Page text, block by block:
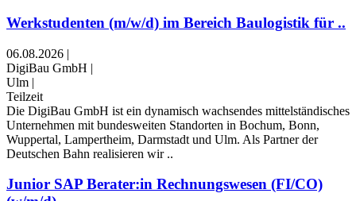
Werkstudenten (m/w/d) im Bereich Baulogistik für ..
06.08.2026 |
DigiBau GmbH |
Ulm |
Teilzeit
Die DigiBau GmbH ist ein dynamisch wachsendes mittelständisches
Unternehmen mit bundesweiten Standorten in Bochum, Bonn,
Wuppertal, Lampertheim, Darmstadt und Ulm. Als Partner der
Deutschen Bahn realisieren wir ..
Junior SAP Berater:in Rechnungswesen (FI/CO)